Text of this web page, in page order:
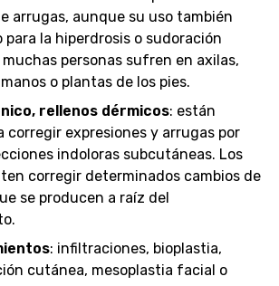
arrugas, aunque su uso también
para la hiperdrosis o sudoración
personas sufren en axilas,
o plantas de los pies.
rellenos dérmicos: están
corregir expresiones y arrugas por
indoloras subcutáneas. Los
corregir determinados cambios de
se producen a raíz del
: infiltraciones, bioplastia,
cutánea, mesoplastia facial o